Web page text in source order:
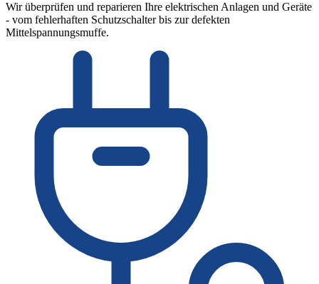
Wir überprüfen und reparieren Ihre elektrischen Anlagen und Geräte
- vom fehlerhaften Schutzschalter bis zur defekten
Mittelspannungsmuffe.